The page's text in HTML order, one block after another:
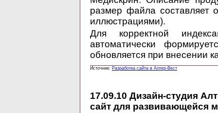
размер файла составляет
иллюстрациями).
Для корректной
автоматически
обновляется при внесении
Источник: Разработка сайта в Алтер-Вест
17.09.10 Дизайн-студия
сайт для развивающейся